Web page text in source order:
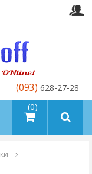
(0)
(093) 628-27-28